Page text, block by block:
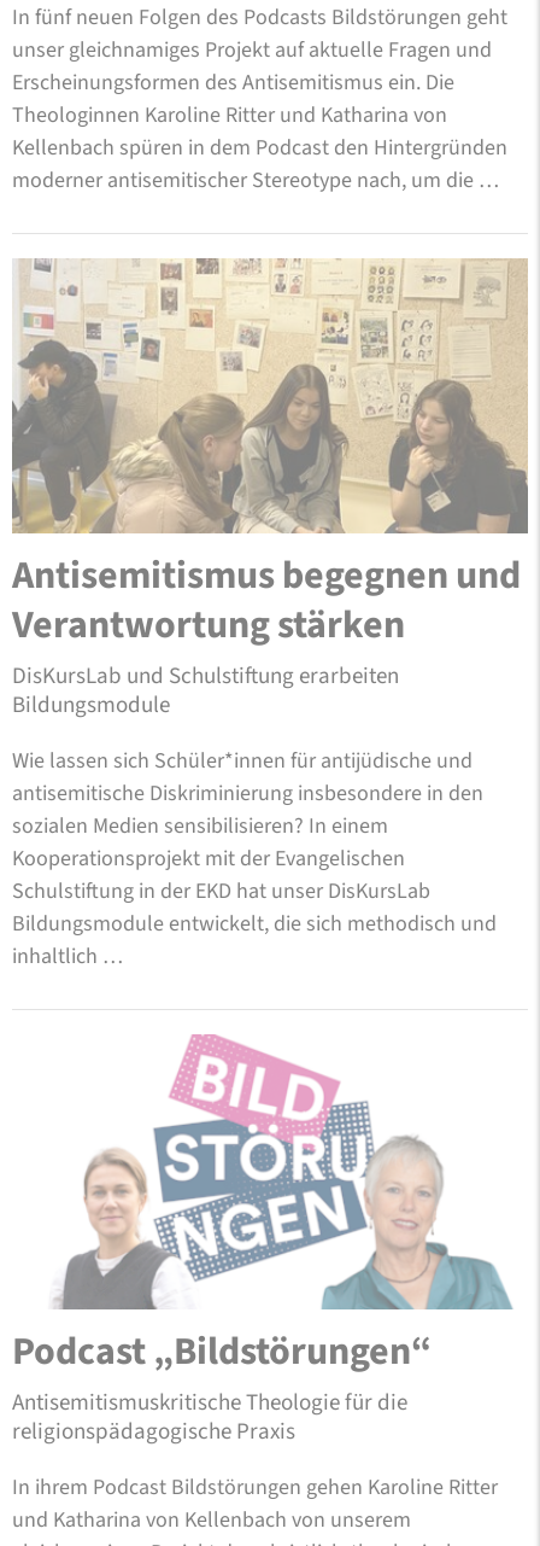
In fünf neuen Folgen des Podcasts Bildstörungen geht
unser gleichnamiges Projekt auf aktuelle Fragen und
Erscheinungsformen des Antisemitismus ein. Die
Theologinnen Karoline Ritter und Katharina von
Kellenbach spüren in dem Podcast den Hintergründen
moderner antisemitischer Stereotype nach, um die …
Antisemitismus begegnen und
Verantwortung stärken
DisKursLab und Schulstiftung erarbeiten
Bildungsmodule
Wie lassen sich Schüler*innen für antijüdische und
antisemitische Diskriminierung insbesondere in den
sozialen Medien sensibilisieren? In einem
Kooperationsprojekt mit der Evangelischen
Schulstiftung in der EKD hat unser DisKursLab
Bildungsmodule entwickelt, die sich methodisch und
inhaltlich …
Podcast „Bildstörungen“
Antisemitismuskritische Theologie für die
religionspädagogische Praxis
In ihrem Podcast Bildstörungen gehen Karoline Ritter
und Katharina von Kellenbach von unserem